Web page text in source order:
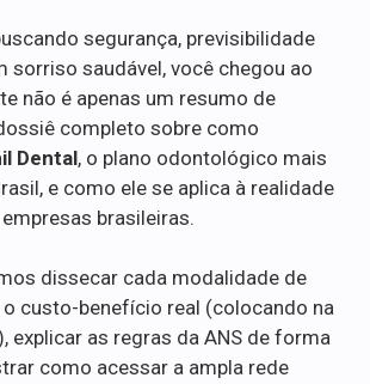
segurança, previsibilidade
sorriso saudável, você chegou ao
não é apenas um resumo de
completo sobre como
Dental, o plano odontológico mais
e como ele se aplica à realidade
brasileiras.
dissecar cada modalidade de
o custo-benefício real (colocando na
explicar as regras da ANS de forma
como acessar a ampla rede